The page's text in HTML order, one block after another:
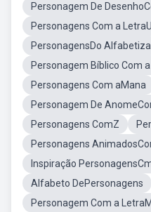
Personagem De
Personagens Com a LetraU
PersonagensDo Alfabetiza
Personagem Bíblico Com a
Personagens Com aMana
Personagem De
Personagens ComZ
Personagens
Inspiração
Alfabeto DePersonagens
Personagem Com a